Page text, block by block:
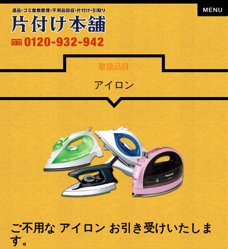
menu
取扱品目
アイロン
ご不用な アイロン お引き受けいたしま
す。